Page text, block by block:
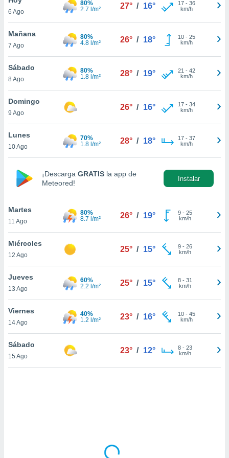
en
más
nuestra
de
aceptar
de
sitio
En
sean
el sitio
ni para
o
6 Ago
80%
2.7 l/m²
27° / 16° 17- 36
km/h
Mañana
7 Ago
80%
4.8 l/m²
26° / 18° 10- 25
km/h
Sábado
8 Ago
80%
1.8 l/m²
28° / 19° 21 - 42
km/h
Domingo
9 Ago
26° / 16° 17- 34
km/h
Lunes
10 Ago
70%
1.8 l/m²
28° / 18° 17- 37
km/h
¡Descarga GRATIS la app de
Meteored!
Instalar
Martes
11 Ago
80%
8.7 l/m²
26° / 19° 9- 25
km/h
Miércoles
12 Ago
25° / 15° 9- 26
km/h
Jueves
13 Ago
60%
2.2 l/m²
25° / 15° 8- 31
km/h
Viernes
14 Ago
40%
1.2 l/m²
23° / 16° 10- 45
km/h
Sábado
15 Ago
23° / 12° 8- 23
km/h